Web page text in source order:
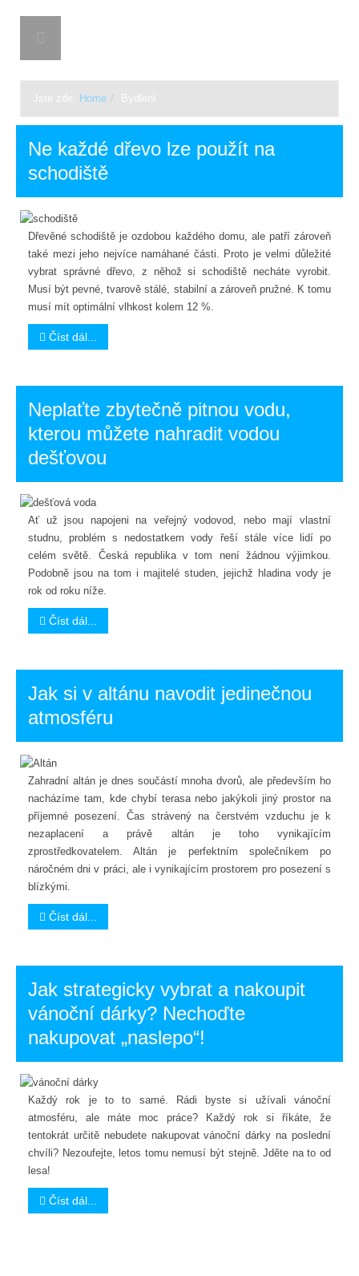
Jste zde: Home Bydlení
Ne každé dřevo lze použít na
schodiště
Dřevěné schodiště je ozdobou každého domu, ale patří zároveň
také mezi jeho nejvíce namáhané části. Proto je velmi důležité
vybrat správné dřevo, z něhož si schodiště necháte vyrobit.
Musí být pevné, tvarově stálé, stabilní a zároveň pružné. K tomu
musí mít optimální vlhkost kolem 12 %.
Číst dál...
Neplaťte zbytečně pitnou vodu,
kterou můžete nahradit vodou
dešťovou
Ať už jsou napojeni na veřejný vodovod, nebo mají vlastní
studnu, problém s nedostatkem vody řeší stále více lidí po
celém světě. Česká republika v tom není žádnou výjimkou.
Podobně jsou na tom i majitelé studen, jejichž hladina vody je
rok od roku níže.
Číst dál...
Jak si v altánu navodit jedinečnou
atmosféru
Zahradní altán je dnes součástí mnoha dvorů, ale především ho
nacházíme tam, kde chybí terasa nebo jakýkoli jiný prostor na
příjemné posezení. Čas strávený na čerstvém vzduchu je k
nezaplacení a právě altán je toho vynikajícím
zprostředkovatelem. Altán je perfektním společníkem po
náročném dni v práci, ale i vynikajícím prostorem pro posezení s
blízkými.
Číst dál...
Jak strategicky vybrat a nakoupit
vánoční dárky? Nechoďte
nakupovat „naslepo“!
Každý rok je to to samé. Rádi byste si užívali vánoční
atmosféru, ale máte moc práce? Každý rok si říkáte, že
tentokrát určitě nebudete nakupovat vánoční dárky na poslední
chvíli? Nezoufejte, letos tomu nemusí být stejně. Jděte na to od
lesa!
Číst dál...